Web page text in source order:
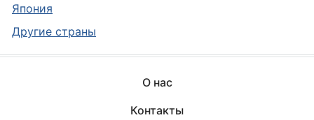
Япония
Другие страны
О нас
Контакты